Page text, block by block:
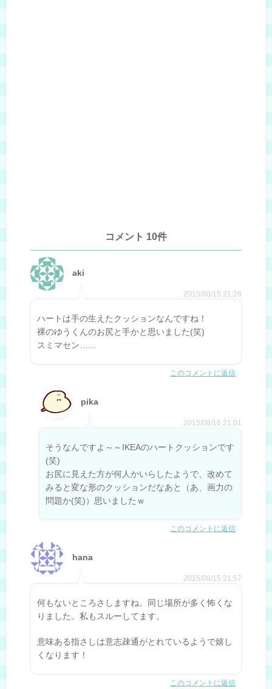
コメント 10件
aki
2015/08/15 21:28
ハートは手の生えたクッションなんですね！
裸のゆうくんのお尻と手かと思いました(笑)
スミマセン……
このコメントに返信
pika
2015/08/16 21:01
そうなんですよ～～IKEAのハートクッションです
(笑)
お尻に見えた方が何人かいらしたようで、改めて
みると変な形のクッションだなあと（あ、画力の
問題か(笑)）思いましたｗ
このコメントに返信
hana
2015/08/15 21:57
何もないところさしますね。同じ場所が多く怖くな
りました。私もスルーしてます。
意味ある指さしは意志疎通がとれているようで嬉し
くなります！
このコメントに返信